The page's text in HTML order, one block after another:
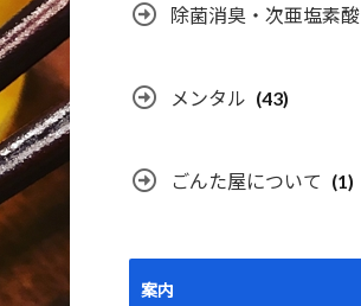
除菌消臭・次亜塩素酸
メンタル (43)
ごんた屋について (1)
案内